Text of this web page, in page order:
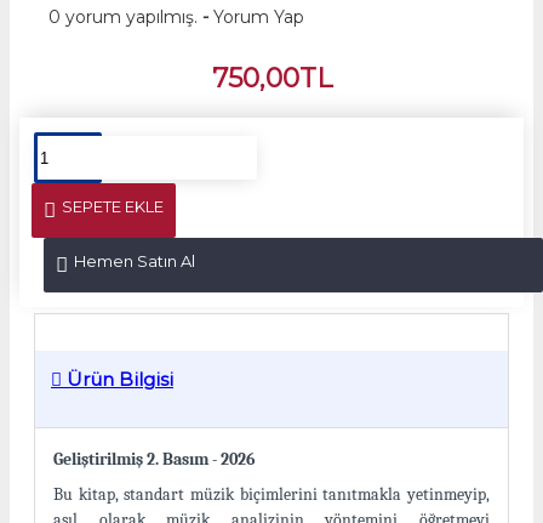
0 yorum yapılmış. - Yorum Yap
750,00TL
SEPETE EKLE
Hemen Satın Al
Ürün Bilgisi
Geliştirilmiş 2. Basım - 2026
Bu kitap, standart müzik biçimlerini tanıtmakla yetinmeyip,